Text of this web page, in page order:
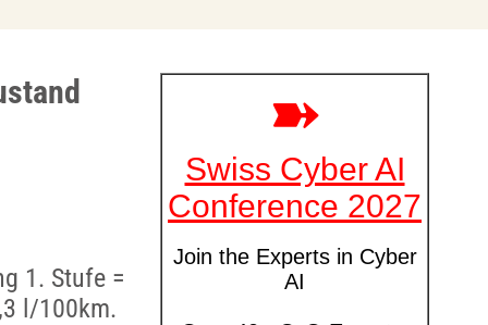
1. Stufe =
l/100km.